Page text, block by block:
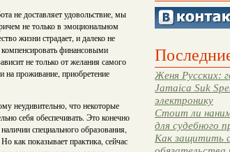
Женя Русских:
Jamaica Suk
электронику
Стоит ли
для судебного
Как защитить
не доставляет удовольствие, мы
не только в эмоциональном
жизни страдает, и далеко не
финансовыми
не только от желания самого
на проживание, приобретение
неудивительно, что некоторые
себя обеспечивать. Это конечно
специального образования,
как показывает практика, сейчас